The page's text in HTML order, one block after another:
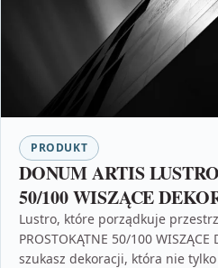
PRODUKT
DONUM ARTIS
50/100 WISZĄCE
Lustro, które porządkuje
PROSTOKĄTNE 50/100 WISZĄCE
szukasz dekoracji, która nie